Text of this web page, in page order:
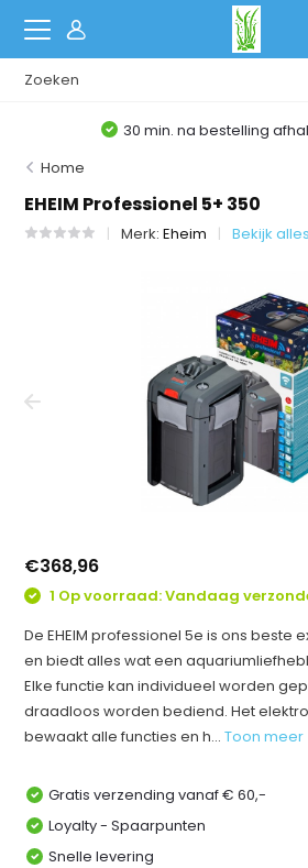
30 min. na bestelling
Home
EHEIM Professionel 5+ 350
Merk:Eheim Bekijk
€368,96
1 Op voorraad: Vandaag
De EHEIM professionel 5e is ons beste
en biedt alles wat een
Elke functie kan individueel worden
draadloos worden bediend. Het
bewaakt alle functies en h...Toon meer
Gratis verzending vanaf € 60,-
Loyalty - Spaarpunten
Snelle levering